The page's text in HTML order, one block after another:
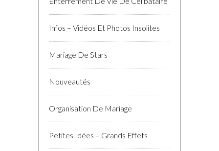
Infos – Vidéos Et Photos Insolites
Mariage De Stars
Nouveautés
Organisation De Mariage
Petites Idées – Grands Effets